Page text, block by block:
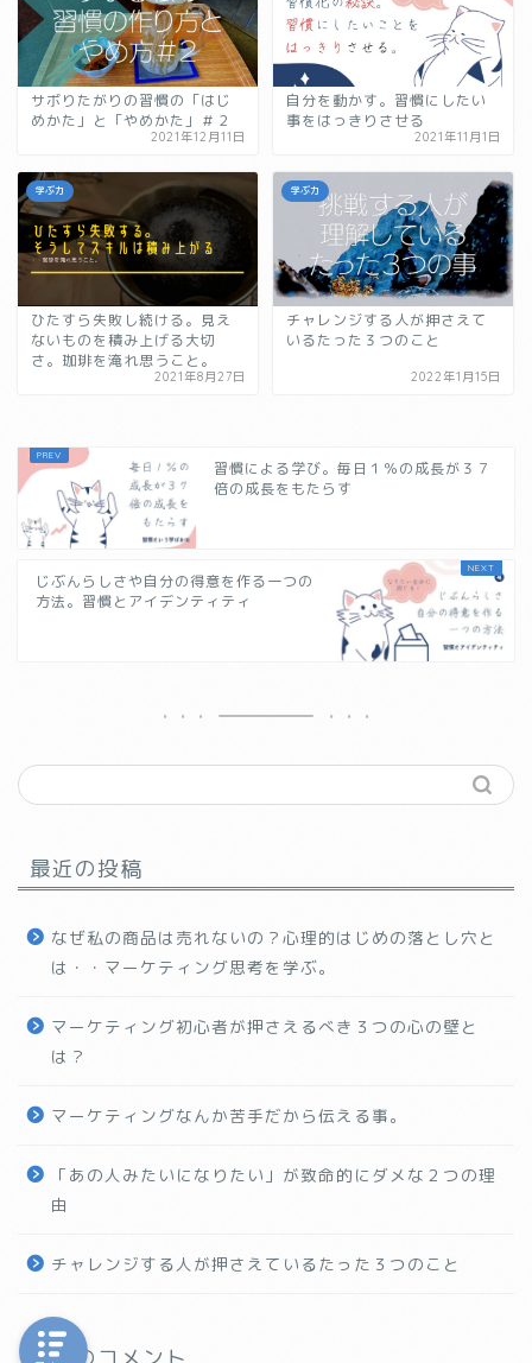
サボりたがりの習慣の「はじ
めかた」と「やめかた」＃２
2021年12月11日
自分を動かす。習慣にしたい
事をはっきりさせる
2021年11月1日
学ぶ力
ひたすら失敗し続ける。見え
ないものを積み上げる大切
さ。珈琲を淹れ思うこと。
2021年8月27日
学ぶ力
チャレンジする人が押さえて
いるたった３つのこと
2022年1月15日
習慣による学び。毎日１％の成長が３７
倍の成長をもたらす
じぶんらしさや自分の得意を作る一つの
方法。習慣とアイデンティティ
最近の投稿
なぜ私の商品は売れないの？心理的はじめの落とし穴と
は・・マーケティング思考を学ぶ。
マーケティング初心者が押さえるべき３つの心の壁と
は？
マーケティングなんか苦手だから伝える事。
「あの人みたいになりたい」が致命的にダメな２つの理
由
チャレンジする人が押さえているたった３つのこと
最近のコメント